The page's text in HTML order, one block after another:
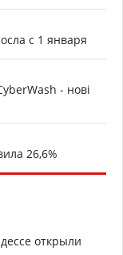
с 1 января
- нові
26,6%
открыли